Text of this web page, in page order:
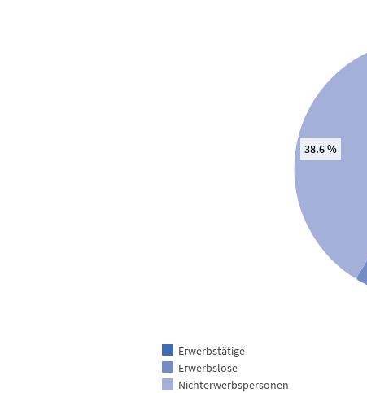
View as data table, Unterstützte Personen
38.6 %
Erwerbstätige
Erwerbslose
Nichterwerbspersonen